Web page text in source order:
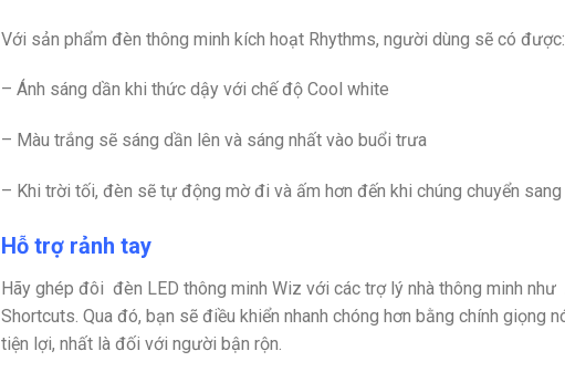
Với sản phẩm đèn thông minh kích hoạt Rhythms, người dùng sẽ có được:
– Ánh sáng dần khi thức dậy với chế độ Cool white
– Màu trắng sẽ sáng dần lên và sáng nhất vào buổi trưa
– Khi trời tối, đèn sẽ tự động mờ đi và ấm hơn đến khi chúng chuyển
Hỗ trợ rảnh tay
Hãy ghép đôi đèn LED thông minh Wiz với các trợ lý nhà thông minh
Shortcuts. Qua đó, bạn sẽ điều khiển nhanh chóng hơn bằng chính giọng
tiện lợi, nhất là đối với người bận rộn.